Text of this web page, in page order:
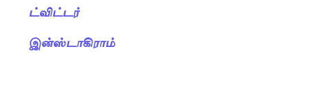
ட்விட்டர்
இன்ஸ்டாகிராம்